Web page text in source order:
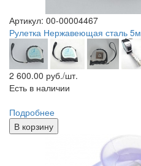
Артикул: 00-00004467
Рулетка Нержавеющая сталь 5м
2 600.00 руб./шт.
Есть в наличии
Подробнее
В корзину